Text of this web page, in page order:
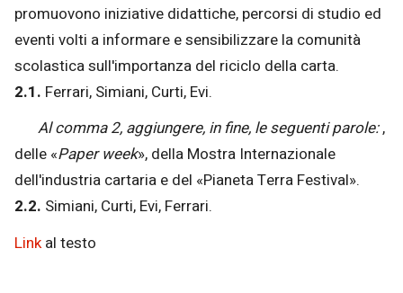
promuovono iniziative didattiche, percorsi di studio ed
eventi volti a informare e sensibilizzare la comunità
scolastica sull'importanza del riciclo della carta.
2.1. Ferrari, Simiani, Curti, Evi.
Al comma 2, aggiungere, in fine, le seguenti parole:,
delle «Paper week», della Mostra Internazionale
dell'industria cartaria e del «Pianeta Terra Festival».
2.2. Simiani, Curti, Evi, Ferrari.
Linkal testo